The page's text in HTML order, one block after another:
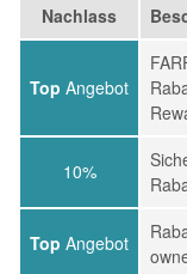
Nachlass
Top Angebot
10%
Top Angebot